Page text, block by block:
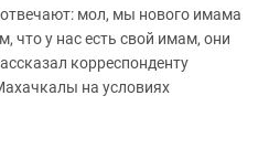
мол, мы нового имама
что у нас есть свой имам, они
корреспонденту
на условиях